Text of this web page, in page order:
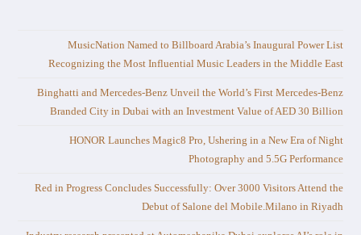
MusicNation Named to Billboard Arabia’s Inaugural Power List
Recognizing the Most Influential Music Leaders in the Middle East
Binghatti and Mercedes-Benz Unveil the World’s First Mercedes-Benz
Branded City in Dubai with an Investment Value of AED 30 Billion
HONOR Launches Magic8 Pro, Ushering in a New Era of Night
Photography and 5.5G Performance
Red in Progress Concludes Successfully: Over 3000 Visitors Attend the
Debut of Salone del Mobile.Milano in Riyadh